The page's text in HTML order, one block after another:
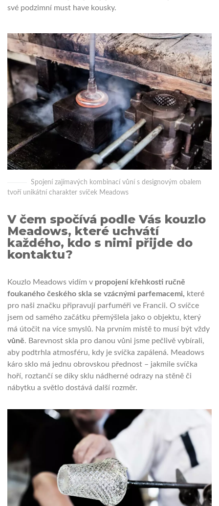
své podzimní must have kousky.
Spojení zajímavých kombinací vůní s designovým obalem
tvoří unikátní charakter svíček Meadows
V čem spočívá podle Vás kouzlo
Meadows, které uchvátí
každého, kdo s nimi přijde do
kontaktu?
Kouzlo Meadows vidím v propojení křehkosti ručně
foukaného českého skla se vzácnými parfemacemi, které
pro naši značku připravují parfuméři ve Francii. O svíčce
jsem od samého začátku přemýšlela jako o objektu, který
má útočit na více smyslů. Na prvním místě to musí být vždy
vůně. Barevnost skla pro danou vůni jsme pečlivě vybírali,
aby podtrhla atmosféru, kdy je svíčka zapálená. Meadows
káro sklo má jednu obrovskou přednost – jakmile svíčka
hoří, roztančí se díky sklu nádherné odrazy na stěně či
nábytku a světlo dostává další rozměr.